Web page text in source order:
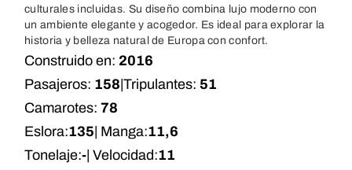
culturales incluidas. Su diseño combina lujo moderno con
un ambiente elegante y acogedor. Es ideal para explorar la
historia y belleza natural de Europa con confort.
Construido en: 2016
Pasajeros: 158 Tripulantes: 51
Camarotes: 78
Eslora:135 | Manga:11,6
Tonelaje:- | Velocidad:11